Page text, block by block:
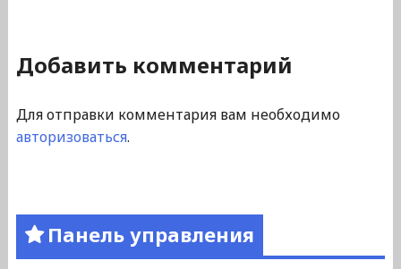
Добавить комментарий
Для отправки комментария вам необходимо
авторизоваться.
Панель управления